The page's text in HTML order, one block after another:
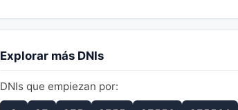
Explorar más DNIs
DNIs que empiezan por: